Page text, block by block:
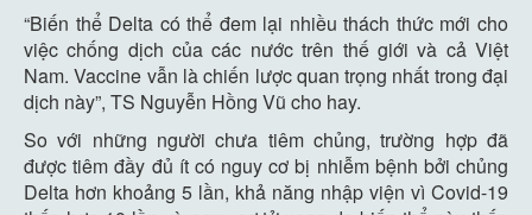
“Biến thể Delta có thể đem lại nhiều thách thức mới cho
việc chống dịch của các nước trên thế giới và cả Việt
Nam. Vaccine vẫn là chiến lược quan trọng nhất trong đại
dịch này”, TS Nguyễn Hồng Vũ cho hay.
So với những người chưa tiêm chủng, trường hợp đã
được tiêm đầy đủ ít có nguy cơ bị nhiễm bệnh bởi chủng
Delta hơn khoảng 5 lần, khả năng nhập viện vì Covid-19